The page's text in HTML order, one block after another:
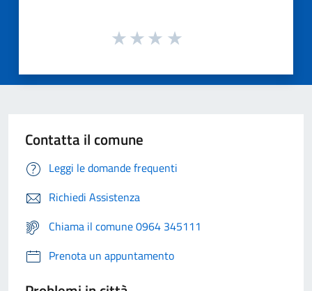
Contatta il comune
Leggi le domande frequenti
Richiedi Assistenza
Chiama il comune 0964 345111
Prenota un appuntamento